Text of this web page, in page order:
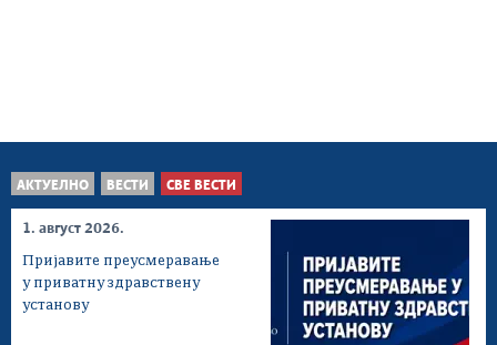
АКТУЕЛНО ВЕСТИ СВЕ ВЕСТИ
1. август 2026.
Пријавите преусмеравање
у приватну здравствену
установу